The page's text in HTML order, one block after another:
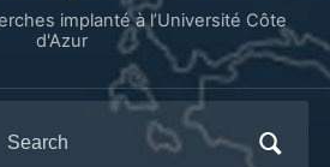
implanté à l’Université Côte
d'Azur